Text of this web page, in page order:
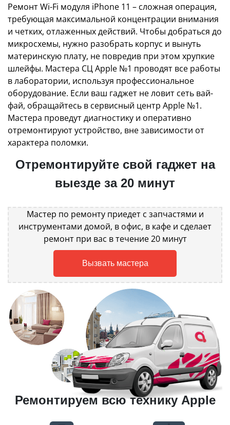
Ремонт Wi-Fi модуля iPhone 11 – сложная операция,
требующая максимальной концентрации внимания
и четких, отлаженных действий. Чтобы добраться до
микросхемы, нужно разобрать корпус и вынуть
материнскую плату, не повредив при этом хрупкие
шлейфы. Мастера СЦ Apple №1 проводят все работы
в лаборатории, используя профессиональное
оборудование. Если ваш гаджет не ловит сеть вай-
фай, обращайтесь в сервисный центр Apple №1.
Мастера проведут диагностику и оперативно
отремонтируют устройство, вне зависимости от
характера поломки.
Отремонтируйте свой гаджет на
выезде за 20 минут
Мастер по ремонту приедет с запчастями и
инструментами домой, в офис, в кафе и сделает
ремонт при вас в течение 20 минут
Вызвать мастера
Ремонтируем всю технику Apple